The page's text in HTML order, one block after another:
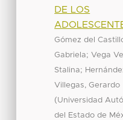
DE LOS
Gómez del
Gabriela;Vega
Stalina;
Villegas, Gerardo
(Universidad
del Estado de